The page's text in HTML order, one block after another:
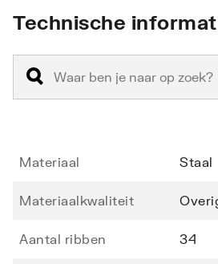
Technische
Materiaal Staal
Materiaalkwaliteit
Aantal ribben 34